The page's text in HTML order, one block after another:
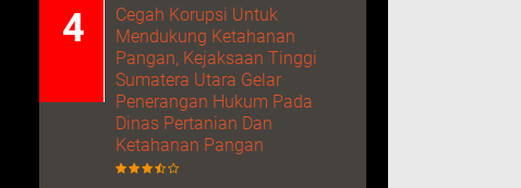
Cegah Korupsi Untuk
Mendukung Ketahanan
Pangan, Kejaksaan Tinggi
Sumatera Utara Gelar
Penerangan Hukum Pada
Dinas Pertanian Dan
Ketahanan Pangan